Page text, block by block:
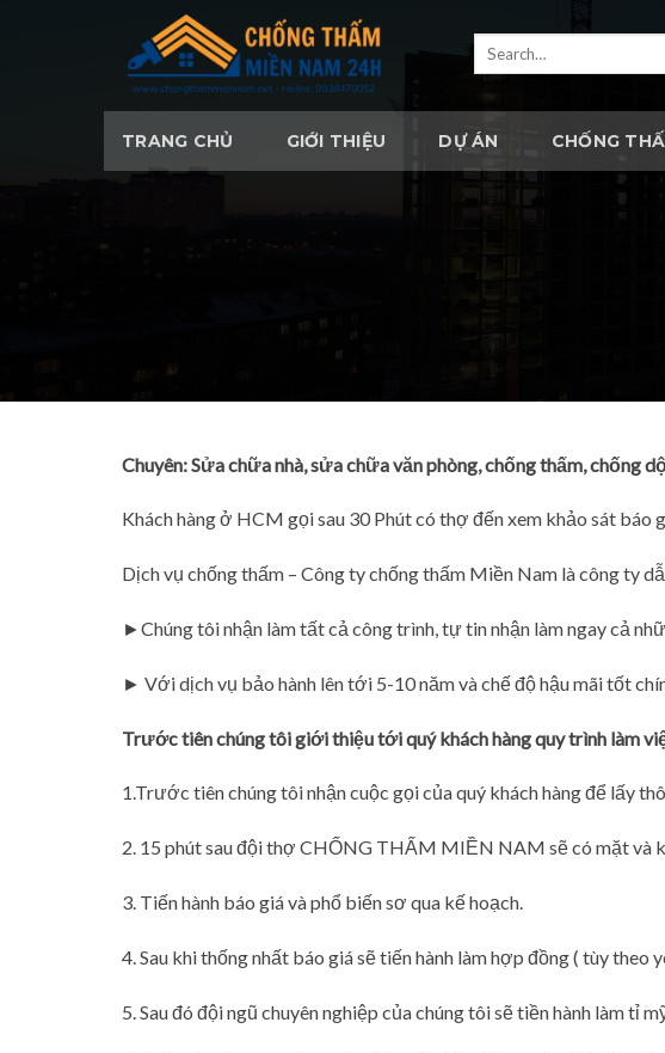
Search
TRANG CHỦ GIỚI THIỆU DỰ ÁN CHỐNG
Chuyên: Sửa chữa nhà, sửa chữa văn phòng, chống thấm, chống
Khách hàng ở HCM gọi sau 30 Phút có thợ đến xem khảo sát báo
Dịch vụ chống thấm – Công ty chống thấm Miền Nam là công ty
►Chúng tôi nhận làm tất cả công trình, tự tin nhận làm ngay cả
► Với dịch vụ bảo hành lên tới 5-10 năm và chế độ hậu mãi tốt
Trước tiên chúng tôi giới thiệu tới quý khách hàng quy trình làm
1.Trước tiên chúng tôi nhận cuộc gọi của quý khách hàng để lấy
2. 15 phút sau đội thợ CHỐNG THẤM MIỀN NAM sẽ có mặt và
3. Tiến hành báo giá và phổ biến sơ qua kế hoạch.
4. Sau khi thống nhất báo giá sẽ tiến hành làm hợp đồng ( tùy theo
5. Sau đó đội ngũ chuyên nghiệp của chúng tôi sẽ tiền hành làm tỉ